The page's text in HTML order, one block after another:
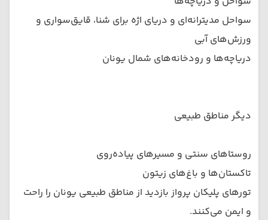
سواحل مدیترانه‌ای و دریای اژه برای شنا، قایق‌سواری و
ورزش‌های آبی
دریاچه‌ها و رودخانه‌های شمال یونان
دیگر مناطق طبیعی
روستاهای سنتی و مسیرهای پیاده‌روی
تاکستان‌ها و باغ‌های زیتون
تورهای پلیکان پرواز بازدید از مناطق طبیعی یونان را راحت
و ایمن می‌کنند.